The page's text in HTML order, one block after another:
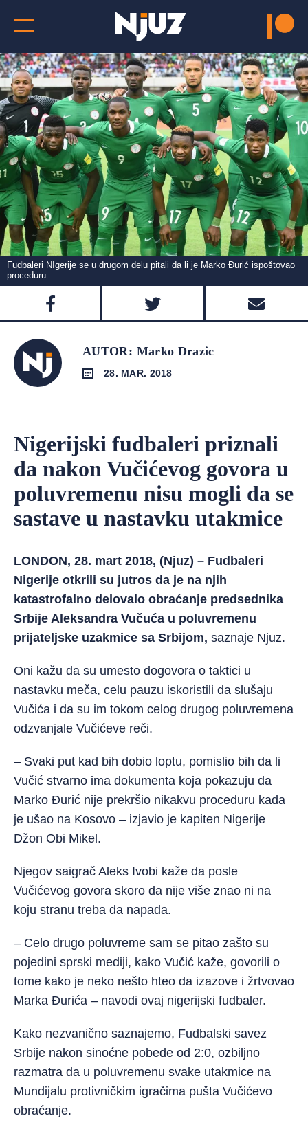
Fudbaleri NIgerije se u drugom delu pitali da li je Marko Đurić ispoštovao
proceduru
AUTOR: Marko Drazic
28. MAR. 2018
Nigerijski fudbaleri priznali
da nakon Vučićevog govora u
poluvremenu nisu mogli da se
sastave u nastavku utakmice
LONDON, 28. mart 2018, (Njuz) – Fudbaleri
Nigerije otkrili su jutros da je na njih
katastrofalno delovalo obraćanje predsednika
Srbije Aleksandra Vučuća u poluvremenu
prijateljske uzakmice sa Srbijom, saznaje Njuz.
Oni kažu da su umesto dogovora o taktici u
nastavku meča, celu pauzu iskoristili da slušaju
Vučića i da su im tokom celog drugog poluvremena
odzvanjale Vučićeve reči.
– Svaki put kad bih dobio loptu, pomislio bih da li
Vučić stvarno ima dokumenta koja pokazuju da
Marko Đurić nije prekršio nikakvu proceduru kada
je ušao na Kosovo – izjavio je kapiten Nigerije
Džon Obi Mikel.
Njegov saigrač Aleks Ivobi kaže da posle
Vučićevog govora skoro da nije više znao ni na
koju stranu treba da napada.
– Celo drugo poluvreme sam se pitao zašto su
pojedini sprski mediji, kako Vučić kaže, govorili o
tome kako je neko nešto hteo da izazove i žrtvovao
Marka Đurića – navodi ovaj nigerijski fudbaler.
Kako nezvanično saznajemo, Fudbalski savez
Srbije nakon sinoćne pobede od 2:0, ozbiljno
razmatra da u poluvremenu svake utakmice na
Mundijalu protivničkim igračima pušta Vučićevo
obraćanje.